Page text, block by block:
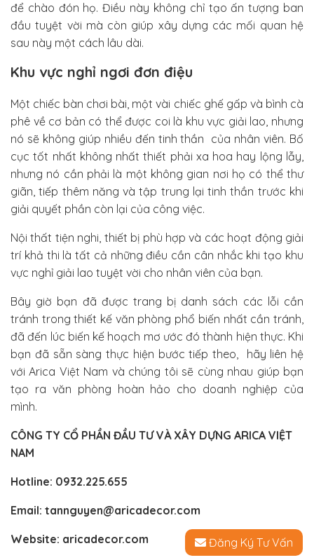
để chào đón họ. Điều này không chỉ tạo ấn tượng ban
đầu tuyệt vời mà còn giúp xây dựng các mối quan hệ
sau này một cách lâu dài.
Khu vực nghỉ ngơi đơn điệu
Một chiếc bàn chơi bài, một vài chiếc ghế gấp và bình cà
phê về cơ bản có thể được coi là khu vực giải lao, nhưng
nó sẽ không giúp nhiều đến tinh thần của nhân viên. Bố
cục tốt nhất không nhất thiết phải xa hoa hay lộng lẫy,
nhưng nó cần phải là một không gian nơi họ có thể thư
giãn, tiếp thêm năng và tập trung lại tinh thần trước khi
giải quyết phần còn lại của công việc.
Nội thất tiện nghi, thiết bị phù hợp và các hoạt động giải
trí khả thi là tất cả những điều cần cân nhắc khi tạo khu
vực nghỉ giải lao tuyệt vời cho nhân viên của bạn.
Bây giờ bạn đã được trang bị danh sách các lỗi cần
tránh trong thiết kế văn phòng phổ biến nhất cần tránh,
đã đến lúc biến kế hoạch mơ ước đó thành hiện thực. Khi
bạn đã sẵn sàng thực hiện bước tiếp theo, hãy liên hệ
với Arica Việt Nam và chúng tôi sẽ cùng nhau giúp bạn
tạo ra văn phòng hoàn hảo cho doanh nghiệp của
mình.
CÔNG TY CỔ PHẦN ĐẦU TƯ VÀ XÂY DỰNG ARICA VIỆT
NAM
Hotline: 0932.225.655
Email: tannguyen@aricadecor.com
Website: aricadecor.com Đăng Ký Tư Vấn